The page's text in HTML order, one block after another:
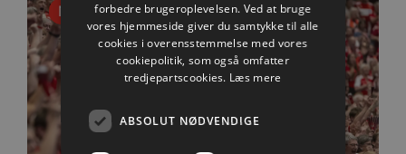
Nyhedforbedre brugeroplevelsen. Ved at bruge
vores hjemmeside giver du samtykke til alle
cookies i overensstemmelse med vores
cookiepolitik, som også omfatter
tredjepartscookies. Læs mere
ABSOLUT NØDVENDIGE